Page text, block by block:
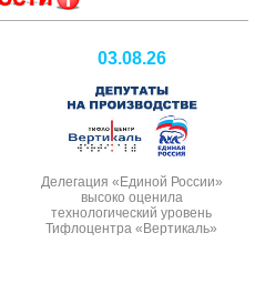
03.08.26
Делегация «Единой России»
высоко оценила
технологический уровень
Тифлоцентра «Вертикаль»